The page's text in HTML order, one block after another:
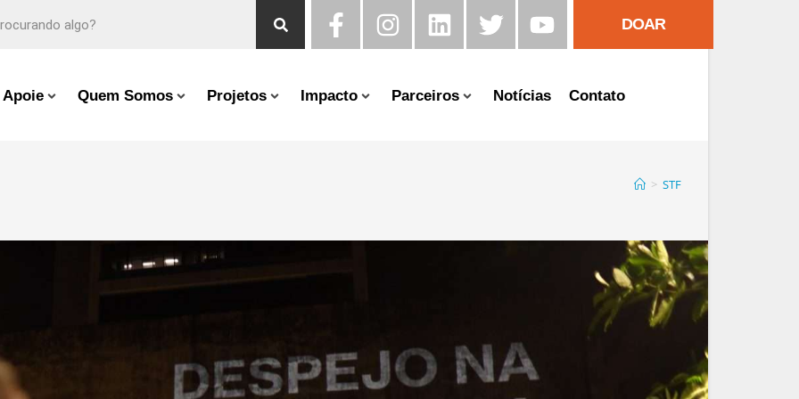
DOAR
Apoie Quem Somos Projetos Impacto Parceiros Notícias Contato
> STF